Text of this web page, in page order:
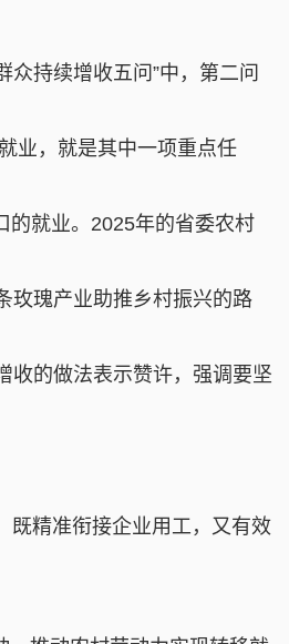
持续增收五问”中，第二问
业，就是其中一项重点任
的就业。2025年的省委农村
玫瑰产业助推乡村振兴的路
收的做法表示赞许，强调要坚
既精准衔接企业用工，又有效